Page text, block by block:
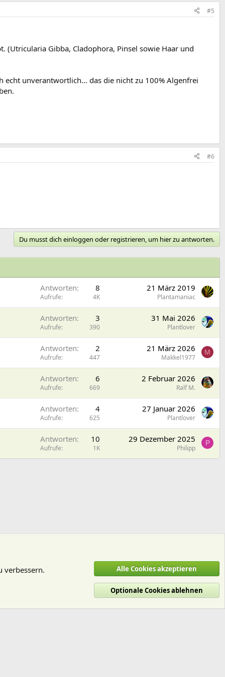
#5
(Utricularia Gibba, Cladophora, Pinsel sowie Haar und
echt unverantwortlich... das die nicht zu 100% Algenfrei
#6
Du musst dich einloggen oder registrieren, um hier zu antworten.
Antworten 8
Aufrufe 4K
21 März 2019
Plantamaniac
Antworten 3
Aufrufe 390
31 Mai 2026
Plantlover
Antworten 2
Aufrufe 447
21 März 2026
Makkel1977
M
Antworten 6
Aufrufe 669
2 Februar 2026
Ralf M.
Antworten 4
Aufrufe 625
27 Januar 2026
Plantlover
Antworten 10
Aufrufe 1K
29 Dezember 2025
Philipp
P
Datenschutz Hilfe und Impressum Start
R
verbessern. Alle Cookies akzeptieren
Optionale Cookies ablehnen